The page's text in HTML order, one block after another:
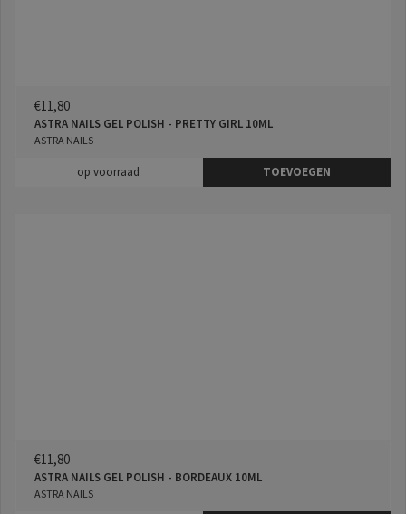
€11,80
ASTRA NAILS GEL POLISH - PRETTY GIRL 10ML
ASTRA NAILS
op voorraad TOEVOEGEN
€11,80
ASTRA NAILS GEL POLISH - BORDEAUX 10ML
ASTRA NAILS